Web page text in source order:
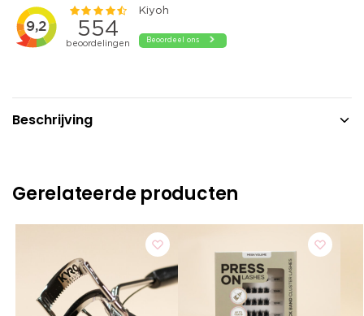
Beschrijving
Gerelateerde producten